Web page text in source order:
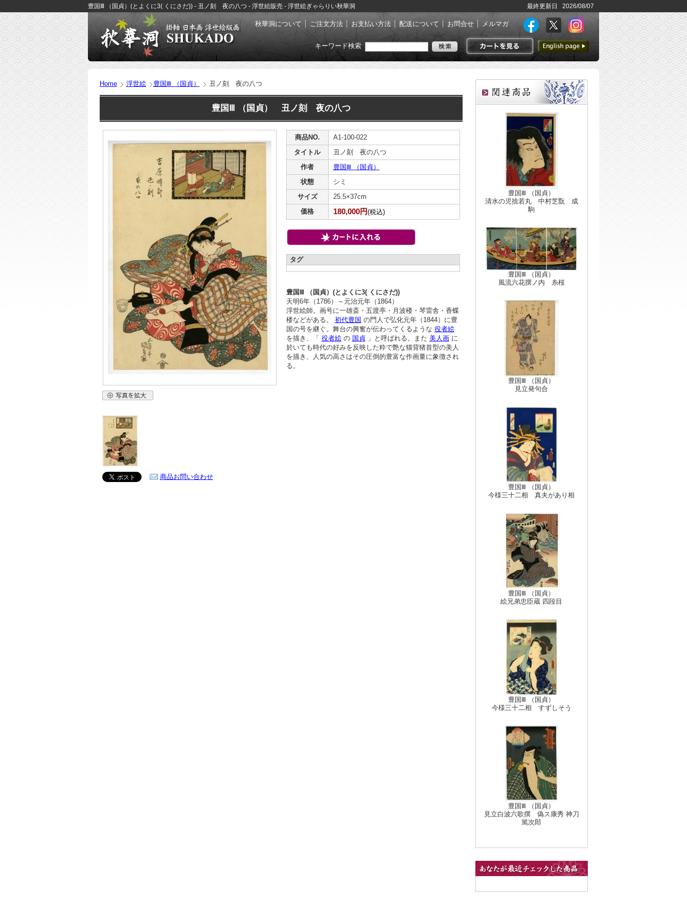
豊国Ⅲ （国貞）(とよくに3( くにさだ)) - 丑ノ刻 夜の八つ - 浮世絵販売 - 浮世絵ぎゃらりい秋華洞 最終更新日 2026/08/07
秋華洞について ご注文方法 お支払い方法 配送について お問合せ メルマガ
カートを見る
英語ページへ
キーワード検索
Home 浮世絵 豊国Ⅲ （国貞） 丑ノ刻 夜の八つ
豊国Ⅲ （国貞） 丑ノ刻 夜の八つ
商品お問い合わせ
商品NO.
A1-100-022
タイトル
丑ノ刻 夜の八つ
作者
豊国Ⅲ （国貞）
状態
シミ
サイズ
25.5×37cm
価格
180,000円(税込)
タグ
豊国Ⅲ （国貞）(とよくに3( くにさだ))
天明6年（1786）～元治元年（1864）
浮世絵師。画号に一雄斎・五渡亭・月波楼・琴雷舎・香蝶
楼などがある。 初代豊国 の門人で弘化元年（1844）に豊
国の号を継ぐ。舞台の興奮が伝わってくるような 役者絵
を描き、「 役者絵の 国貞」と呼ばれる。また 美人画に
於いても時代の好みを反映した粋で艶な猫背猪首型の美人
を描き、人気の高さはその圧倒的豊富な作画量に象徴され
る。
豊国Ⅲ （国貞）
清水の児捨若丸 中村芝翫 成
駒
豊国Ⅲ （国貞）
風流六花撰ノ内 糸桜
豊国Ⅲ （国貞）
見立発句合
豊国Ⅲ （国貞）
今様三十二相 真夫があり相
豊国Ⅲ （国貞）
絵兄弟忠臣蔵 四段目
豊国Ⅲ （国貞）
今様三十二相 すずしそう
豊国Ⅲ （国貞）
見立白波六歌撰 偽ス康秀 神刀
篤次郎